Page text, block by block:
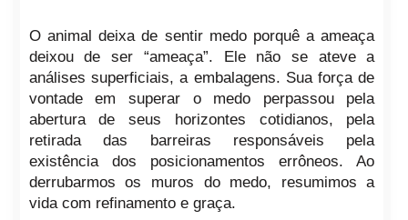
O animal deixa de sentir medo porquê a ameaça
deixou de ser “ameaça”. Ele não se ateve a
análises superficiais, a embalagens. Sua força de
vontade em superar o medo perpassou pela
abertura de seus horizontes cotidianos, pela
retirada das barreiras responsáveis pela
existência dos posicionamentos errôneos. Ao
derrubarmos os muros do medo, resumimos a
vida com refinamento e graça.